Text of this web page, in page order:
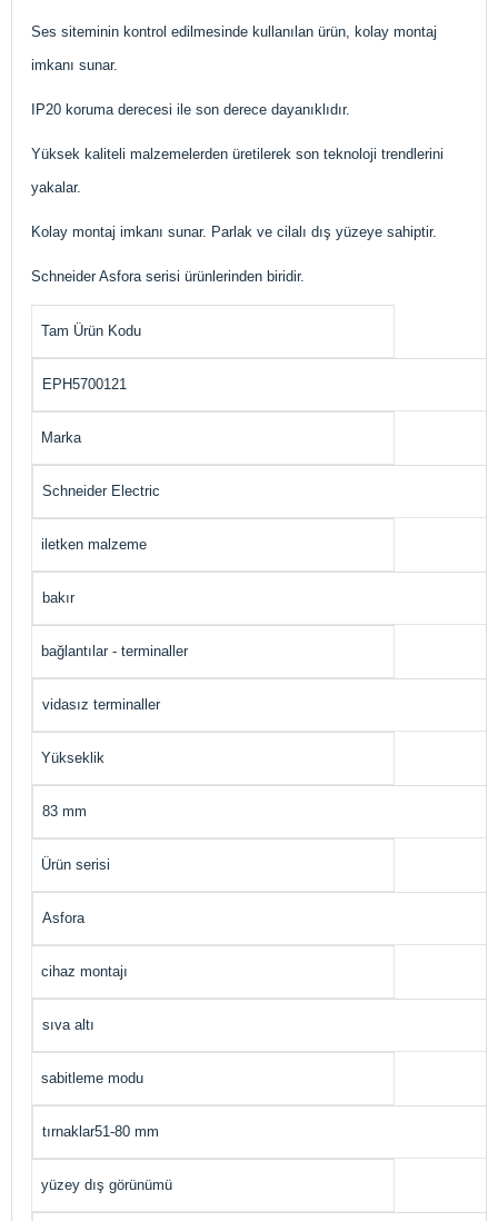
Ses siteminin kontrol edilmesinde kullanılan ürün, kolay montaj
imkanı sunar.
IP20 koruma derecesi ile son derece dayanıklıdır.
Yüksek kaliteli malzemelerden üretilerek son teknoloji trendlerini
yakalar.
Kolay montaj imkanı sunar. Parlak ve cilalı dış yüzeye sahiptir.
Schneider Asfora serisi ürünlerinden biridir.
Tam Ürün Kodu
EPH5700121
Marka
Schneider Electric
iletken malzeme
bakır
bağlantılar - terminaller
vidasız terminaller
Yükseklik
83 mm
Ürün serisi
Asfora
cihaz montajı
sıva altı
sabitleme modu
tırnaklar51-80 mm
yüzey dış görünümü